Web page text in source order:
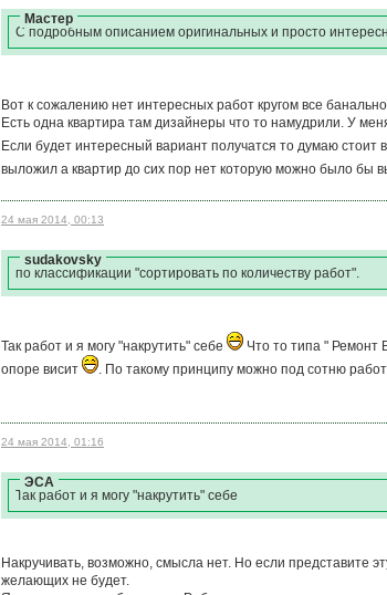
Мастер
С подробным описанием оригинальных и просто
Вот к сожалению нет интересных работ кругом все банально
Есть одна квартира там дизайнеры что то намудрили. У
Если будет интересный вариант получатся то думаю стоит
выложил а квартир до сих пор нет которую можно было бы
24 мая 2014, 00:13
sudakovsky
по классификации "сортировать по количеству работ".
Так работ и я могу "накрутить" себе
Что то типа " Ремонт
опоре висит
. По такому принципу можно под сотню
24 мая 2014, 01:16
ЭСА
Так работ и я могу "накрутить" себе
Накручивать, возможно, смысла нет. Но если представите
желающих не будет.